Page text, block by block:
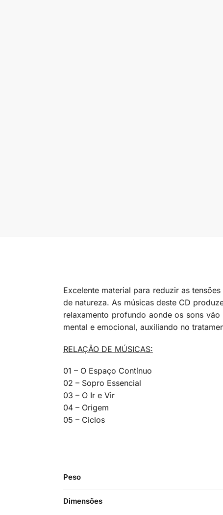
Excelente material para reduzir as
de natureza. As músicas deste CD
relaxamento profundo aonde os sons
mental e emocional, auxiliando no
RELAÇÃO DE MÚSICAS:
01 – O Espaço Contínuo
02 – Sopro Essencial
03 – O Ir e Vir
04 – Origem
05 – Ciclos
Peso
Dimensões